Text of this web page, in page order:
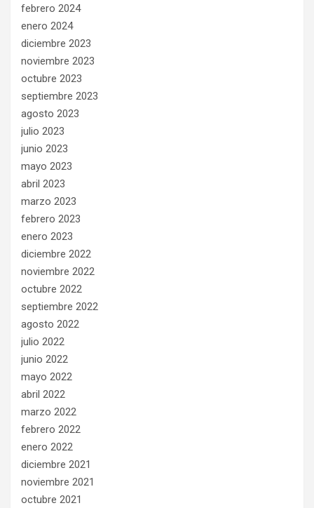
febrero 2024
enero 2024
diciembre 2023
noviembre 2023
octubre 2023
septiembre 2023
agosto 2023
julio 2023
junio 2023
mayo 2023
abril 2023
marzo 2023
febrero 2023
enero 2023
diciembre 2022
noviembre 2022
octubre 2022
septiembre 2022
agosto 2022
julio 2022
junio 2022
mayo 2022
abril 2022
marzo 2022
febrero 2022
enero 2022
diciembre 2021
noviembre 2021
octubre 2021